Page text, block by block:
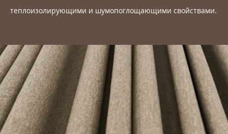
теплоизолирующими и шумопоглощающими свойствами.